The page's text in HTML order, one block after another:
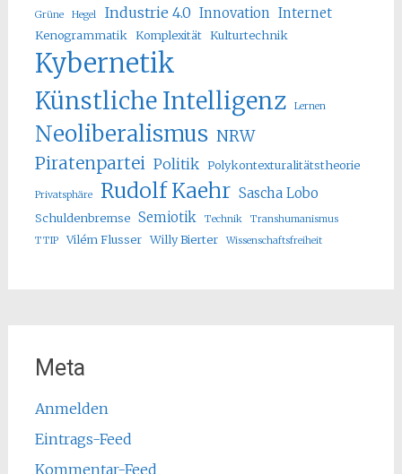
Grüne Hegel Industrie 4.0 Innovation Internet
Kenogrammatik Komplexität Kulturtechnik
Kybernetik
Künstliche Intelligenz Lernen
Neoliberalismus NRW
Piratenpartei Politik Polykontexturalitätstheorie
Privatsphäre Rudolf Kaehr Sascha Lobo
Schuldenbremse Semiotik Technik
Transhumanismus
TTIP
Vilém Flusser Willy Bierter Wissenschaftsfreiheit
Meta
Anmelden
Eintrags-Feed
Kommentar-Feed